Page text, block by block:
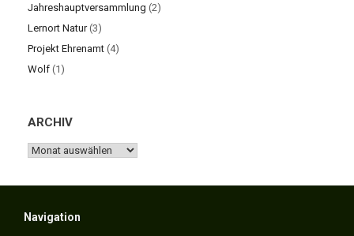
Jahreshauptversammlung (2)
Lernort Natur(3)
Projekt Ehrenamt (4)
Wolf (1)
ARCHIV
ARCHIV
Navigation